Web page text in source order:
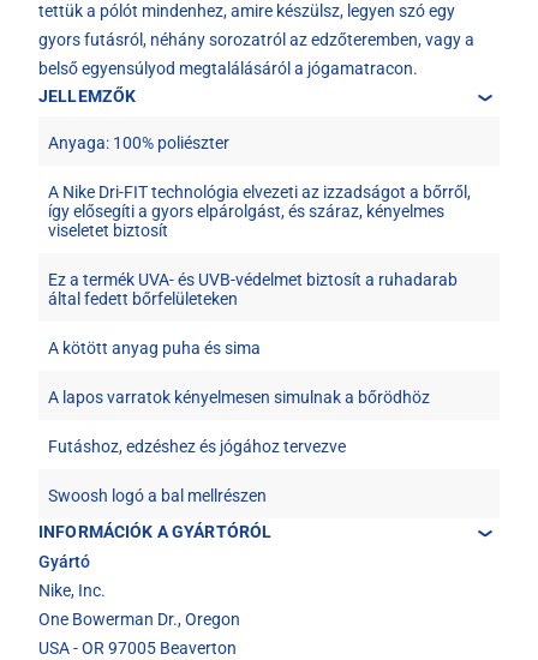
tettük a pólót mindenhez, amire készülsz, legyen szó egy
gyors futásról, néhány sorozatról az edzőteremben, vagy a
belső egyensúlyod megtalálásáról a jógamatracon.
JELLEMZŐK
Anyaga: 100% poliészter
A Nike Dri-FIT technológia elvezeti az izzadságot a bőrről,
így elősegíti a gyors elpárolgást, és száraz, kényelmes
viseletet biztosít
Ez a termék UVA- és UVB-védelmet biztosít a ruhadarab
által fedett bőrfelületeken
A kötött anyag puha és sima
A lapos varratok kényelmesen simulnak a bőrödhöz
Futáshoz, edzéshez és jógához tervezve
Swoosh logó a bal mellrészen
INFORMÁCIÓK A GYÁRTÓRÓL
Gyártó
Nike, Inc.
One Bowerman Dr., Oregon
USA - OR 97005 Beaverton